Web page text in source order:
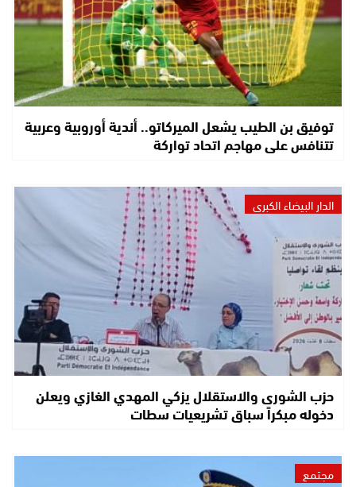
توفيق بن الطيب يشعل الميركاتو.. أندية أوروبية وعربية
تتنافس على مهاجم اتحاد تواركة
الدار البيضاء الكبرى
حزب الشورى والاستقلال يزكي المهدي الغازي ويعلن
دخوله مبكراً سباق تشريعيات سطات
مجتمع